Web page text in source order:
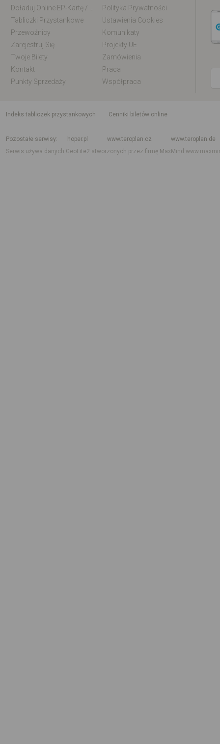
Polityka Prywatności
Tabliczki Przystankowe
Ustawienia Cookies
Przewoźnicy
Komunikaty
Zarejestruj Się
Projekty UE
Twoje Bilety
Zamówienia
Kontakt
Praca
Punkty Sprzedaży
Współpraca
indeks tabliczek przystankowych
Cenniki biletów online
Pozostałe serwisy
hoper.pl www.teroplan.cz
www.teroplan.de
Serwis używa danych GeoLite2 stworzonych przez firmę MaxMind